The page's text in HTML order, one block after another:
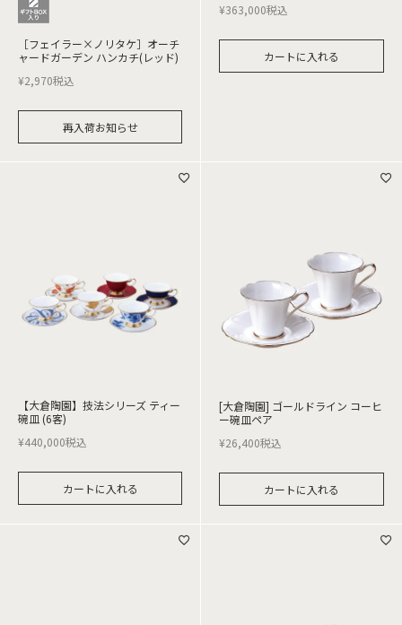
［フェイラー×ノリタケ］オーチ
ャードガーデン ハンカチ(レッド)
¥2,970税込
再入荷お知らせ
¥363,000税込
カートに入れる
【大倉陶園】技法シリーズ ティー
碗皿 (6客)
¥440,000税込
カートに入れる
[大倉陶園] ゴールドライン コーヒ
ー碗皿ペア
¥26,400税込
カートに入れる